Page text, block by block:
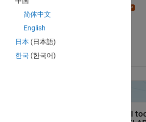
le 12 Oct 2022
Acceptée :
简体中文
English
日本 (日本語)
한국 (한국어)